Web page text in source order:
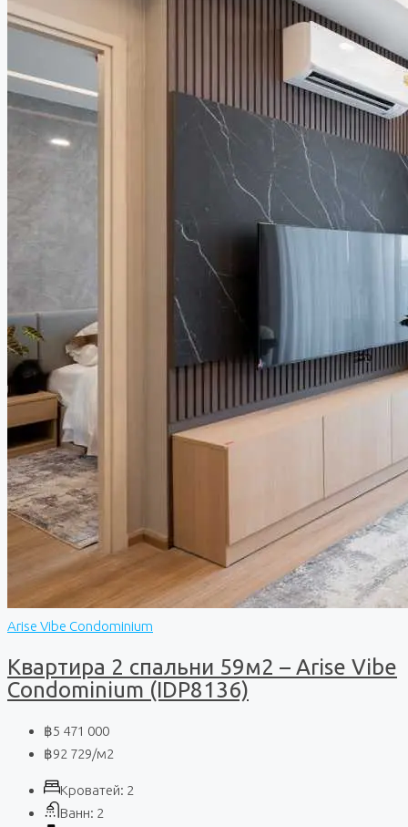
Arise Vibe Condominium
Квартира 2 спальни 59м2 – Arise Vibe
Condominium (IDP8136)
฿5 471 000
฿92 729/м2
Кроватей: 2
Ванн: 2